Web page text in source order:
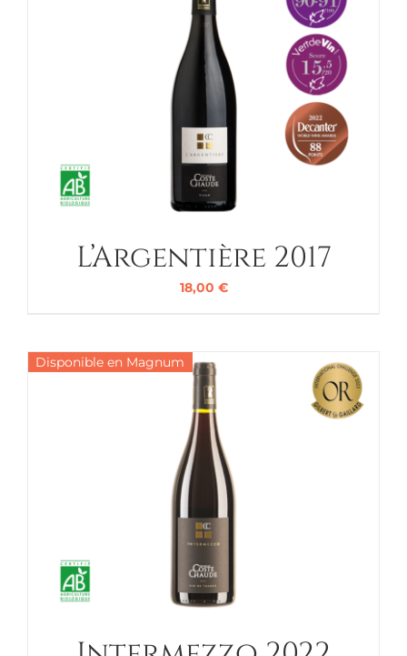
L’Argentière 2017
18,00 €
Disponible en Magnum